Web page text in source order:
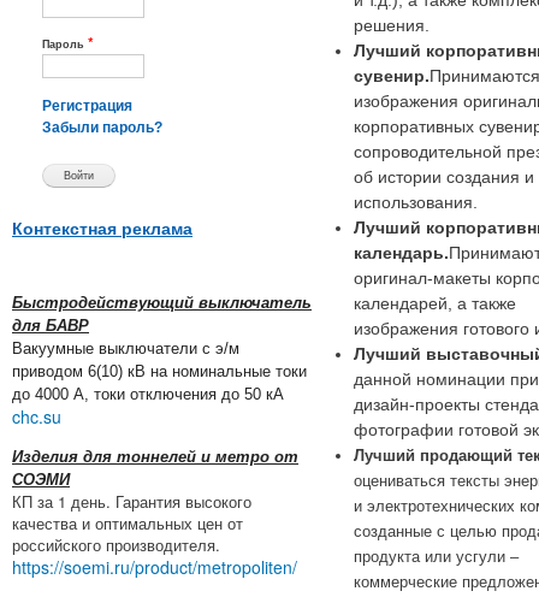
Пароль *
Регистрация
Забыли пароль?
Контекстная реклама
Быстродействующий выключатель
для БАВР
Вакуумные выключатели с э/м
приводом 6(10) кВ на номинальные токи
до 4000 А, токи отключения до 50 кА
chc.su
Изделия для тоннелей и метро от
СОЭМИ
КП за 1 день. Гарантия высокого
качества и оптимальных цен от
российского производителя.
https://soemi.ru/product/metropoliten/
решения.
Лучший
сувенир.Принимаются
изображения
корпоративных
сопроводительной
об истории создания и
использования.
Лучший
календарь.
оригинал-макеты
календарей, а также
изображения готового
Лучший
данной номинации
дизайн-проекты
фотографии готовой
Лучший продающий
оцениваться тексты
и электротехнических
созданные с целью
продукта или усгули –
коммерческие